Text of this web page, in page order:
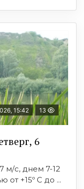
15:42 13
6
м/с, днем 7-12
от +15º C до ...